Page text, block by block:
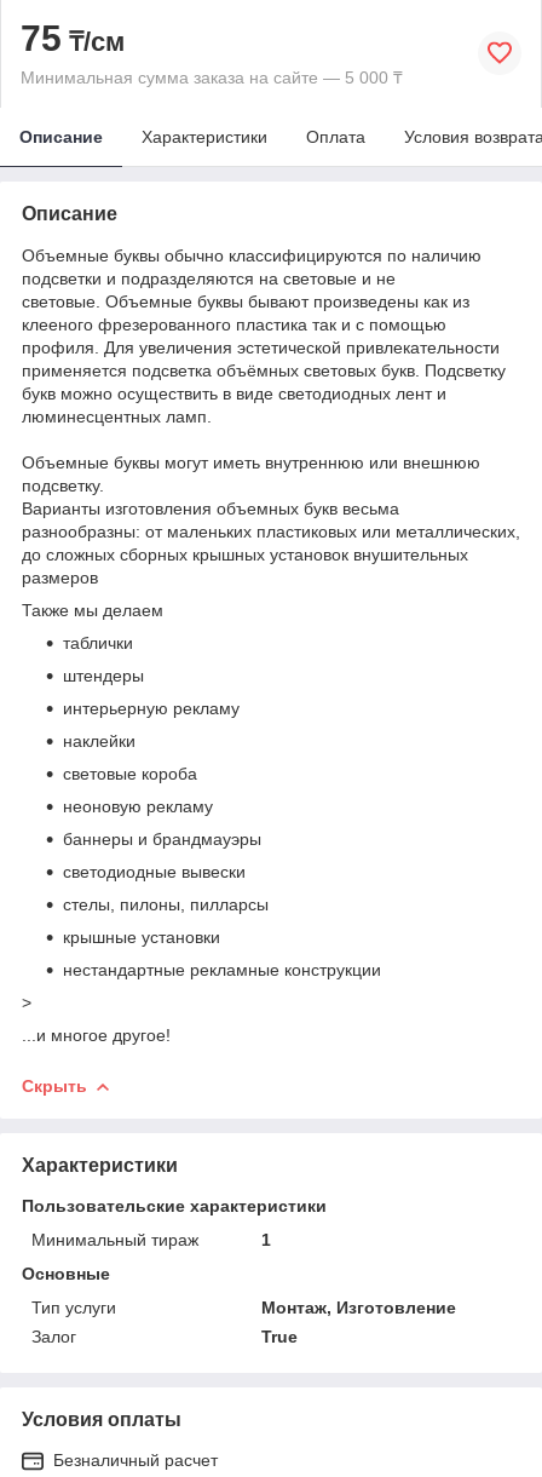
75 ₸/см
Минимальная сумма заказа на сайте — 5 000 ₸
Описание Характеристики Оплата Условия
Описание
Объемные буквы обычно классифицируются по наличию
подсветки и подразделяются на световые и не
световые. Объемные буквы бывают произведены как из
клееного фрезерованного пластика так и с помощью
профиля. Для увеличения эстетической привлекательности
применяется подсветка объёмных световых букв. Подсветку
букв можно осуществить в виде светодиодных лент и
люминесцентных ламп.
Объемные буквы могут иметь внутреннюю или внешнюю
подсветку.
Варианты изготовления объемных букв весьма
разнообразны: от маленьких пластиковых или металлических,
до сложных сборных крышных установок внушительных
размеров
Также мы делаем
таблички
штендеры
интерьерную рекламу
наклейки
световые короба
неоновую рекламу
баннеры и брандмауэры
светодиодные вывески
стелы, пилоны, пилларсы
крышные установки
нестандартные рекламные конструкции
>
...и многое другое!
Скрыть
Характеристики
Пользовательские характеристики
Минимальный тираж
1
Основные
Тип услуги
Монтаж, Изготовление
Залог
True
Условия оплаты
Безналичный расчет